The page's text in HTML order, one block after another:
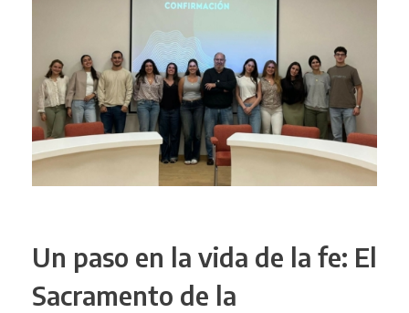
Un paso en la vida de la fe: El
Sacramento de la